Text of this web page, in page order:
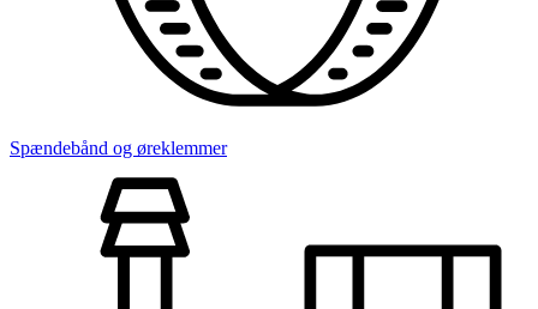
Spændebånd og øreklemmer